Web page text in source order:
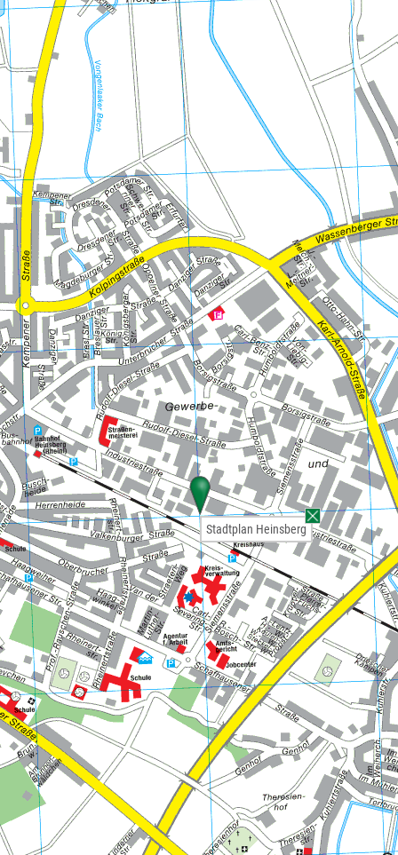
Stadtplan Heinsberg